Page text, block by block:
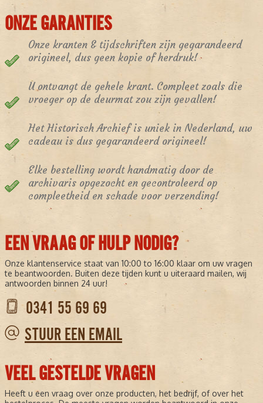
ONZE GARANTIES
Onze kranten & tijdschriften zijn gegarandeerd
origineel, dus geen kopie of herdruk!
U ontvangt de gehele krant. Compleet zoals die
vroeger op de deurmat zou zijn gevallen!
Het Historisch Archief is uniek in Nederland, uw
cadeau is dus gegarandeerd origineel!
Elke bestelling wordt handmatig door de
archivaris opgezocht en gecontroleerd op
compleetheid en schade voor verzending!
EEN VRAAG OF HULP NODIG?
Onze klantenservice staat van 10:00 to 16:00 klaar om uw vragen
te beantwoorden. Buiten deze tijden kunt u uiteraard mailen, wij
antwoorden binnen 24 uur!
0341 55 69 69
STUUR EEN EMAIL
VEEL GESTELDE VRAGEN
Heeft u een vraag over onze producten, het bedrijf, of over het